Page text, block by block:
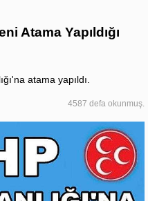
Atama Yapıldığı
atama yapıldı.
4587 defa okunmuş.